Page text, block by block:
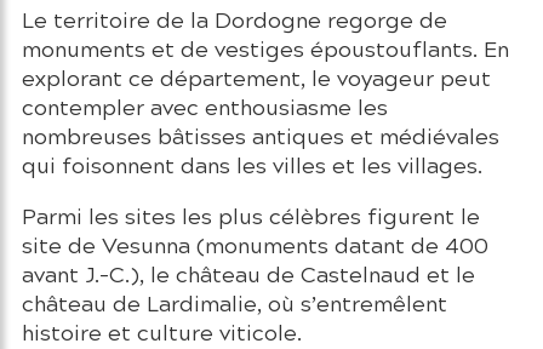
Le territoire de la Dordogne regorge de
monuments et de vestiges époustouflants. En
explorant ce département, le voyageur peut
contempler avec enthousiasme les
nombreuses bâtisses antiques et médiévales
qui foisonnent dans les villes et les villages.
Parmi les sites les plus célèbres figurent le
site de Vesunna (monuments datant de 400
avant J.-C.), le château de Castelnaud et le
château de Lardimalie, où s’entremêlent
histoire et culture viticole.